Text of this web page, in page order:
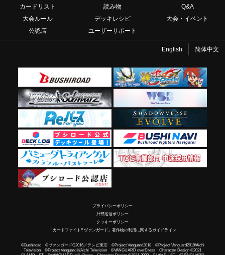
カードリスト
読み物
Q&A
大会ルール
デッキレシピ
大会・イベント
公認店
ユーザーサポート
English 简体中文
プライバシーポリシー
外部送信ポリシー
クッキーポリシー
「カードファイト!! ヴァンガード」著作物の利用に関するガイドライン
©Bushiroad ©ヴァンガードG2016／テレビ東京 ©Project Vanguard2018 ©Project Vanguard2019/Aichi
Television ©Project Vanguard if/Aichi Television ©VANGUARD overDress Character Design ©2021